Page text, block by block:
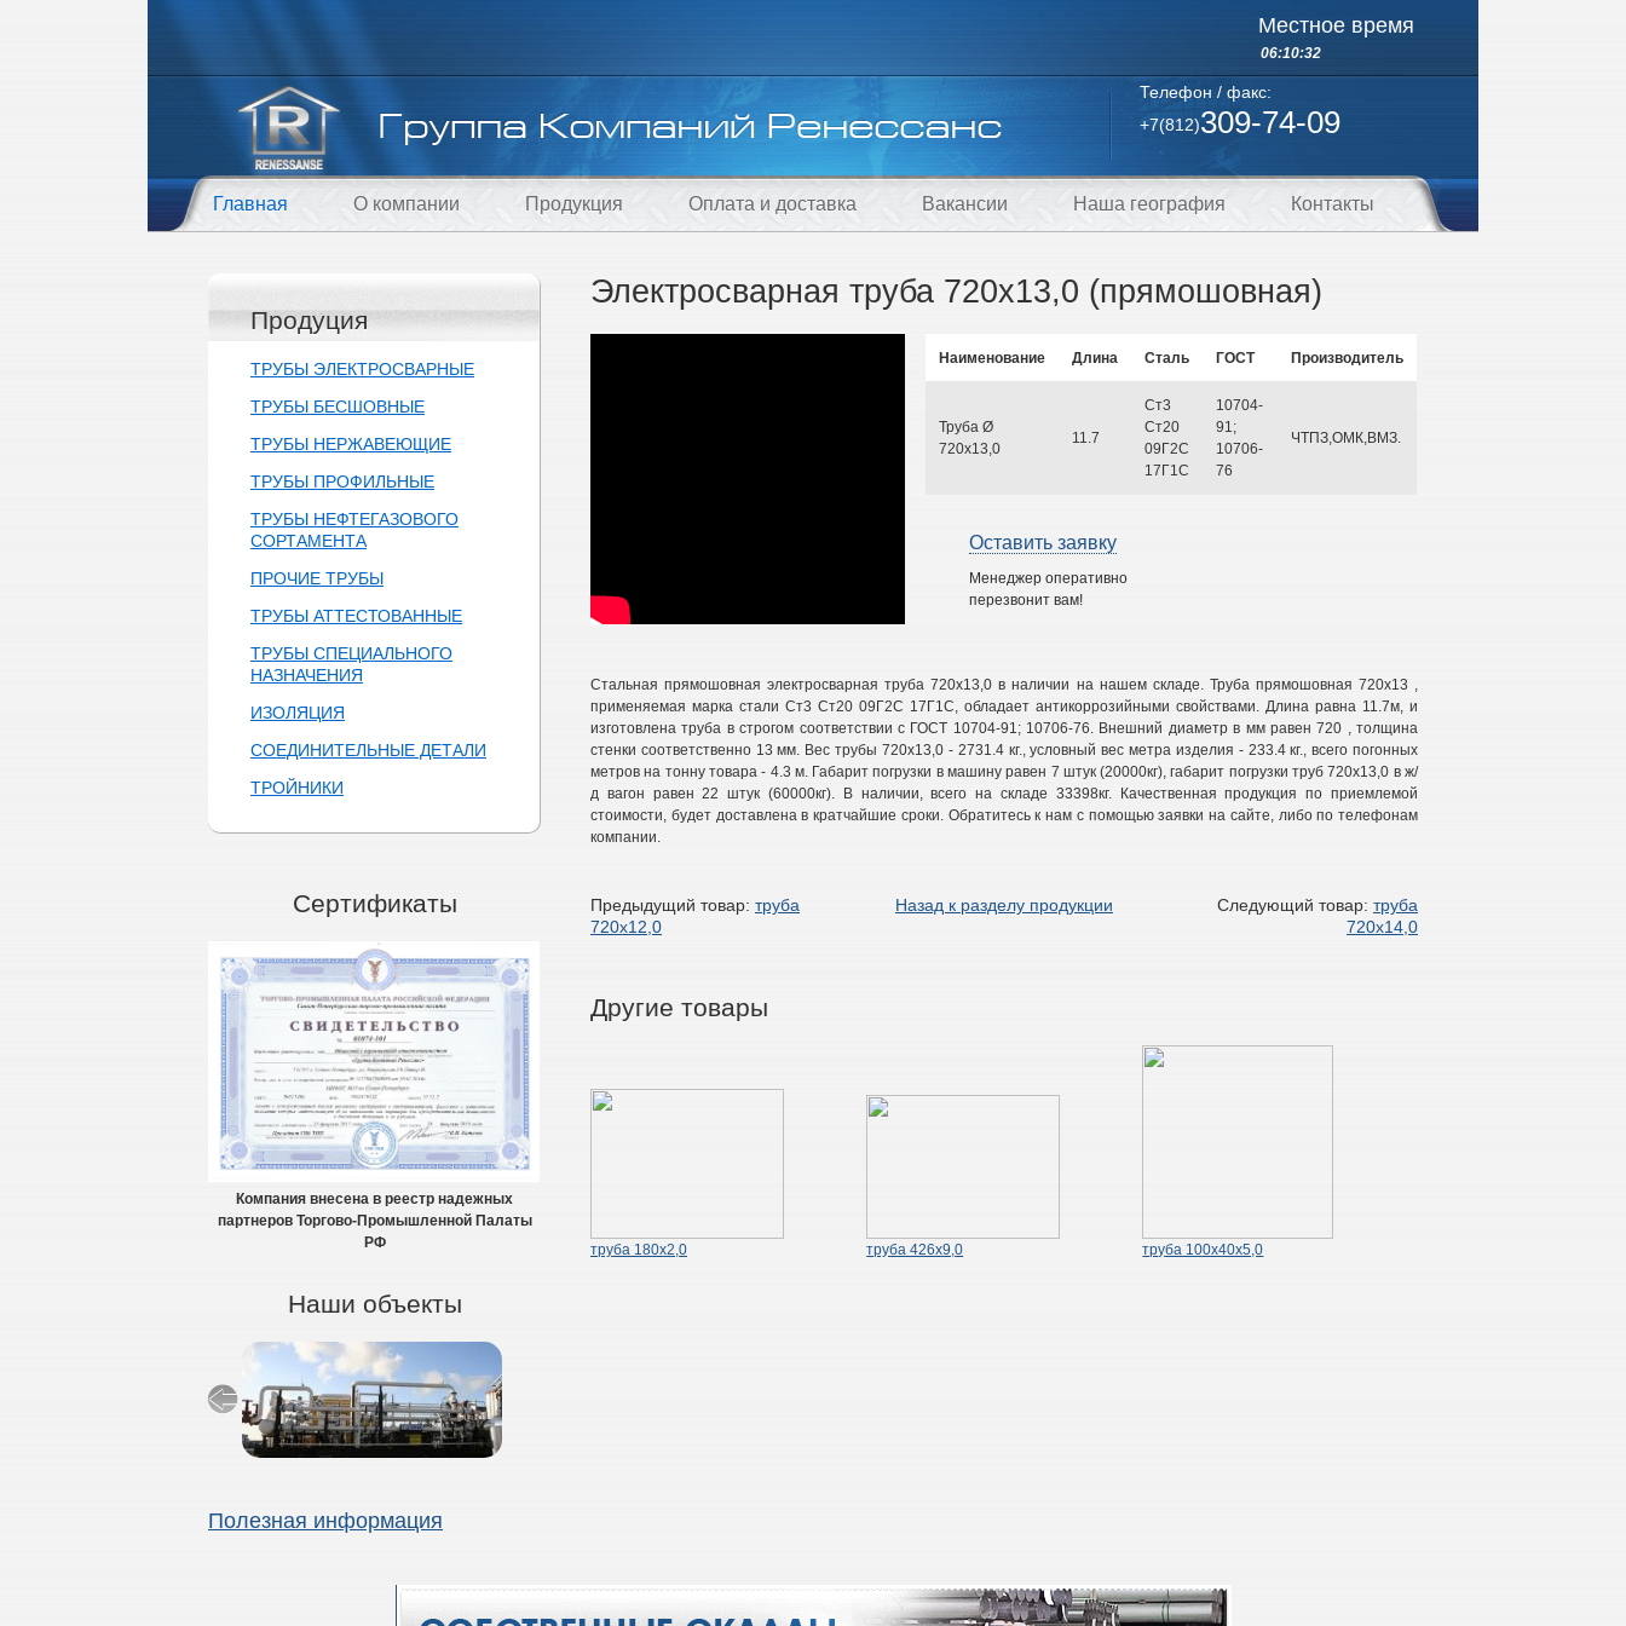
Местное время
06:10:32
Телефон / факс:
+7(812)309-74-09
Главная О компании Продукция Оплата и доставка Вакансии Наша география Контакты
Продуция
ТРУБЫ ЭЛЕКТРОСВАРНЫЕ
ТРУБЫ БЕСШОВНЫЕ
ТРУБЫ НЕРЖАВЕЮЩИЕ
ТРУБЫ ПРОФИЛЬНЫЕ
ТРУБЫ НЕФТЕГАЗОВОГО
СОРТАМЕНТА
ПРОЧИЕ ТРУБЫ
ТРУБЫ АТТЕСТОВАННЫЕ
ТРУБЫ СПЕЦИАЛЬНОГО
НАЗНАЧЕНИЯ
ИЗОЛЯЦИЯ
СОЕДИНИТЕЛЬНЫЕ ДЕТАЛИ
ТРОЙНИКИ
Сертификаты
Компания внесена в реестр надежных
партнеров Торгово-Промышленной Палаты
РФ
Наши объекты
Полезная информация
Электросварная труба 720х13,0 (прямошовная)
Наименование Длина Сталь ГОСТ Производитель
Труба Ø
720х13,0
11.7
Ст3
Ст20
09Г2С
17Г1С
10704-
91;
10706-
76
ЧТПЗ,ОМК,ВМЗ.
Оставить заявку
Менеджер оперативно
перезвонит вам!
Стальная прямошовная электросварная труба 720х13,0 в наличии на нашем складе. Труба прямошовная 720х13 ,
применяемая марка стали Ст3 Ст20 09Г2С 17Г1С, обладает антикоррозийными свойствами. Длина равна 11.7м, и
изготовлена труба в строгом соответствии с ГОСТ 10704-91; 10706-76. Внешний диаметр в мм равен 720 , толщина
стенки соответственно 13 мм. Вес трубы 720х13,0 - 2731.4 кг., условный вес метра изделия - 233.4 кг., всего погонных
метров на тонну товара - 4.3 м. Габарит погрузки в машину равен 7 штук (20000кг), габарит погрузки труб 720х13,0 в ж/
д вагон равен 22 штук (60000кг). В наличии, всего на складе 33398кг. Качественная продукция по приемлемой
стоимости, будет доставлена в кратчайшие сроки. Обратитесь к нам с помощью заявки на сайте, либо по телефонам
компании.
Предыдущий товар: труба
720х12,0
Назад к разделу продукции Следующий товар: труба
720х14,0
Другие товары
труба 180х2,0 труба 426х9,0 труба 100х40х5,0